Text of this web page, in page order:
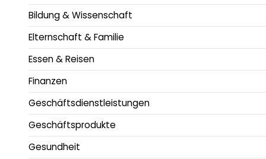
Bildung & Wissenschaft
Elternschaft & Familie
Essen & Reisen
Finanzen
Geschäftsdienstleistungen
Geschäftsprodukte
Gesundheit